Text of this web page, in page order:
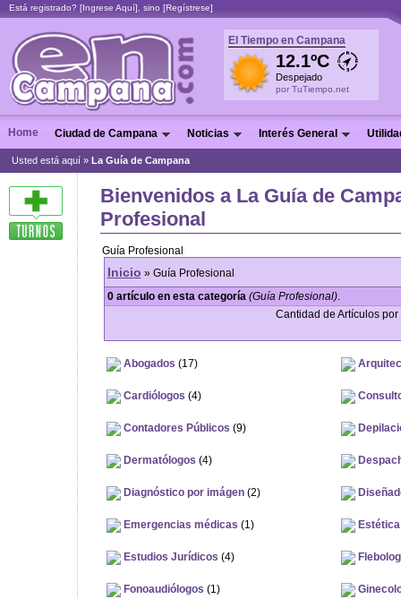
Está registrado? [Ingrese Aquí], sino [Regístrese]
El Tiempo en Campana
12.1ºC
Despejado
por TuTiempo.net
Home Ciudad de Campana Noticias Interés General
Usted está aquí » La Guía de Campana
Bienvenidos a La Guía de
Profesional
Guía Profesional
Inicio » Guía Profesional
0 artículo en esta categoría (Guía Profesional).
Cantidad de Artículos por
Abogados (17)
Cardiólogos (4)
Contadores Públicos (9)
Dermatólogos (4)
Diagnóstico por imágen(2)
Emergencias médicas (1) Estética
Estudios Jurídicos (4)
Fonoaudiólogos (1)